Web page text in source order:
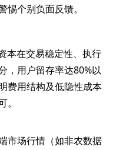
惕个别负面反馈。
本在交易稳定性、执行
，用户留存率达80%以
费用结构及低隐性成本
市场行情（如非农数据